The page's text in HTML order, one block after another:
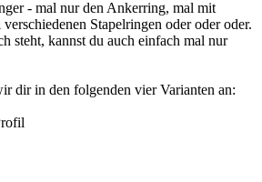
- mal nur den Ankerring, mal mit
Stapelringen oder oder oder.
steht, kannst du auch einfach mal nur
dir in den folgenden vier Varianten an: